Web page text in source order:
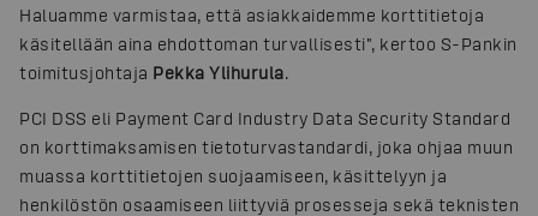
Haluamme varmistaa, että asiakkaidemme korttitietoja
käsitellään aina ehdottoman turvallisesti", kertoo S-Pankin
toimitusjohtaja Pekka Ylihurula.
PCI DSS eli Payment Card Industry Data Security Standard
on korttimaksamisen tietoturvastandardi, joka ohjaa muun
muassa korttitietojen suojaamiseen, käsittelyyn ja
henkilöstön osaamiseen liittyviä prosesseja sekä teknisten